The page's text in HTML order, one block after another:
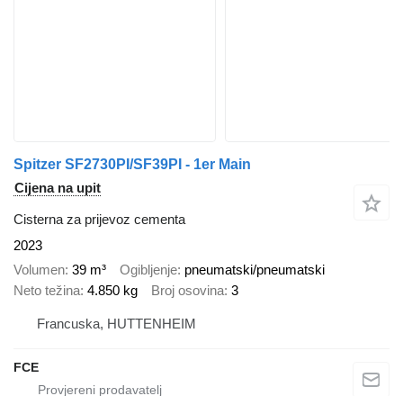
Spitzer SF2730PI/SF39PI - 1er Main
Cijena na upit
Cisterna za prijevoz cementa
2023
Volumen 39 m³ Ogibljenje pneumatski/pneumatski
Neto težina 4.850 kg Broj osovina 3
Francuska, HUTTENHEIM
FCE